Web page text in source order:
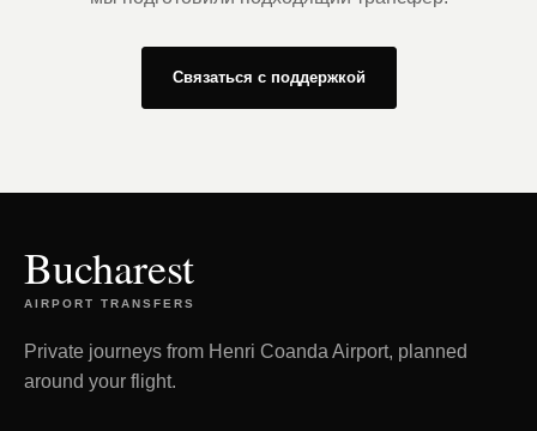
Связаться с поддержкой
Bucharest
AIRPORT TRANSFERS
Private journeys from Henri Coanda Airport, planned
around your flight.